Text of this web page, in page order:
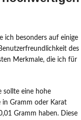
ich besonders auf einige
des
Merkmale, die ich für
sollte eine hohe
in Gramm oder Karat
Gramm haben. Diese